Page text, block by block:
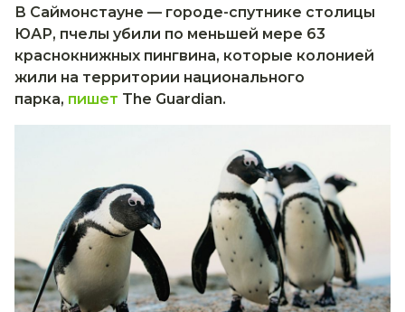
В Саймонстауне — городе-спутнике столицы
ЮАР, пчелы убили по меньшей мере 63
краснокнижных пингвина, которые колонией
жили на территории национального
парка, пишет The Guardian.